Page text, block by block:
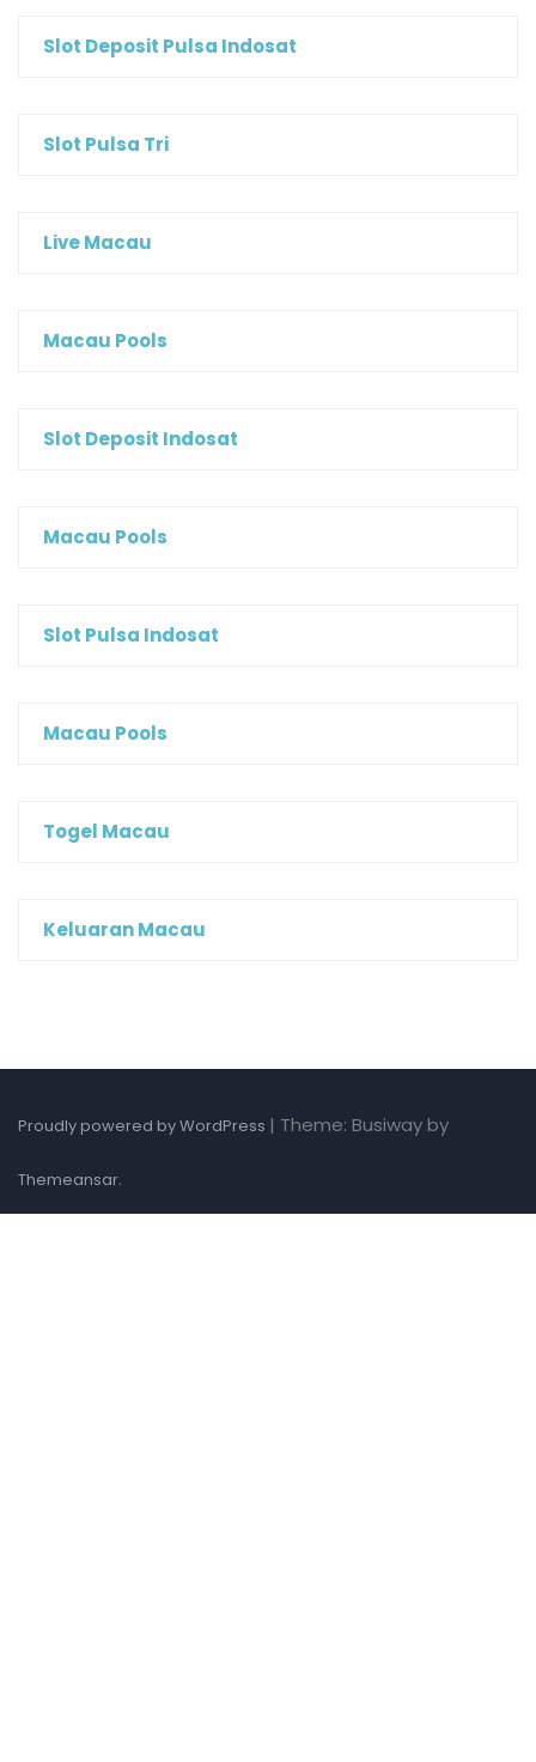
Slot Deposit Pulsa Indosat
Slot Pulsa Tri
Live Macau
Macau Pools
Slot Deposit Indosat
Macau Pools
Slot Pulsa Indosat
Macau Pools
Togel Macau
Keluaran Macau
Proudly powered by WordPress | Theme: Busiway by
Themeansar.